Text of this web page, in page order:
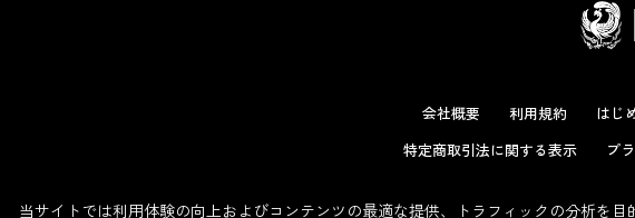
会社概要 利用規約 はじ
特定商取引法に関する表示
プ
当サイトでは利用体験の向上およびコンテンツの最適な提供、トラフィックの分析を目